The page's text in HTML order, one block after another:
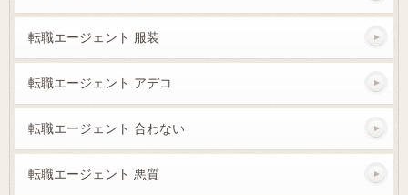
転職エージェント 服装
転職エージェント アデコ
転職エージェント 合わない
転職エージェント 悪質